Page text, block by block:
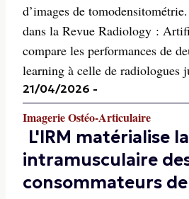
d’images de
dans la Revue Radiology :
compare les performances de
learning à celle de radiologues
21/04/2026 -
Imagerie Ostéo-Articulaire
L'IRM matérialise
intramusculaire
consommateurs